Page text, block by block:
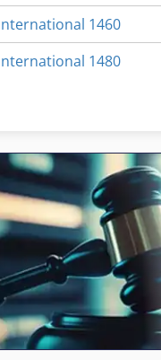
1460
1480
433
434